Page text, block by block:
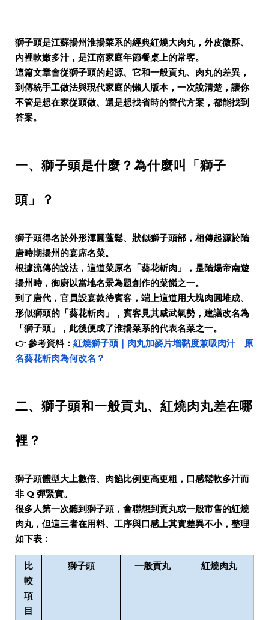
獅子頭是江蘇揚州淮揚菜系的經典紅燒大肉丸，外皮微酥、
內裡軟嫩多汁，是江南家庭年節餐桌上的常客。
這篇文章會從獅子頭的起源、它和一般貢丸、肉丸的差異，
到傳統手工做法與現代家庭的懶人版本，一次說清楚，讓你
不管是想在家從頭做、還是想找省時的替代方案，都能找到
答案。
一、獅子頭是什麼？為什麼叫「獅子
頭」？
獅子頭得名於外形渾圓蓬鬆、狀似獅子頭部，相傳起源於隋
唐時期揚州的宴席名菜。
根據流傳的說法，這道菜原名「葵花斬肉」，是隋煬帝南遊
揚州時，御廚以當地名景為題創作的菜餚之一。
到了唐代，官員設宴款待賓客，端上這道用大塊肉圓堆成、
形似獅頭的「葵花斬肉」，賓客見其威武氣勢，建議改名為
「獅子頭」，此後便成了淮揚菜系的代表名菜之一。
👉 參考資料： 紅燒獅子頭｜肉丸加麥片增黏度兼吸肉汁 原
名葵花斬肉為何改名？
二、獅子頭和一般貢丸、紅燒肉丸差在哪
裡？
獅子頭體型大上數倍、肉餡比例更高更粗，口感鬆軟多汁而
非 Q 彈緊實。
很多人第一次聽到獅子頭，會聯想到貢丸或一般市售的紅燒
肉丸，但這三者在用料、工序與口感上其實差異不小，整理
如下表：
比
較
項
目
獅子頭 一般貢丸 紅燒肉丸